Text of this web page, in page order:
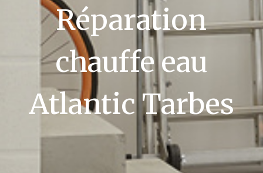
Réparation
chauffe eau
Atlantic Tarbes